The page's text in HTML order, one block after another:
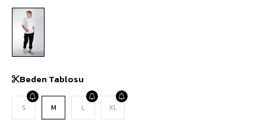
Beden Tablosu
S M L XL